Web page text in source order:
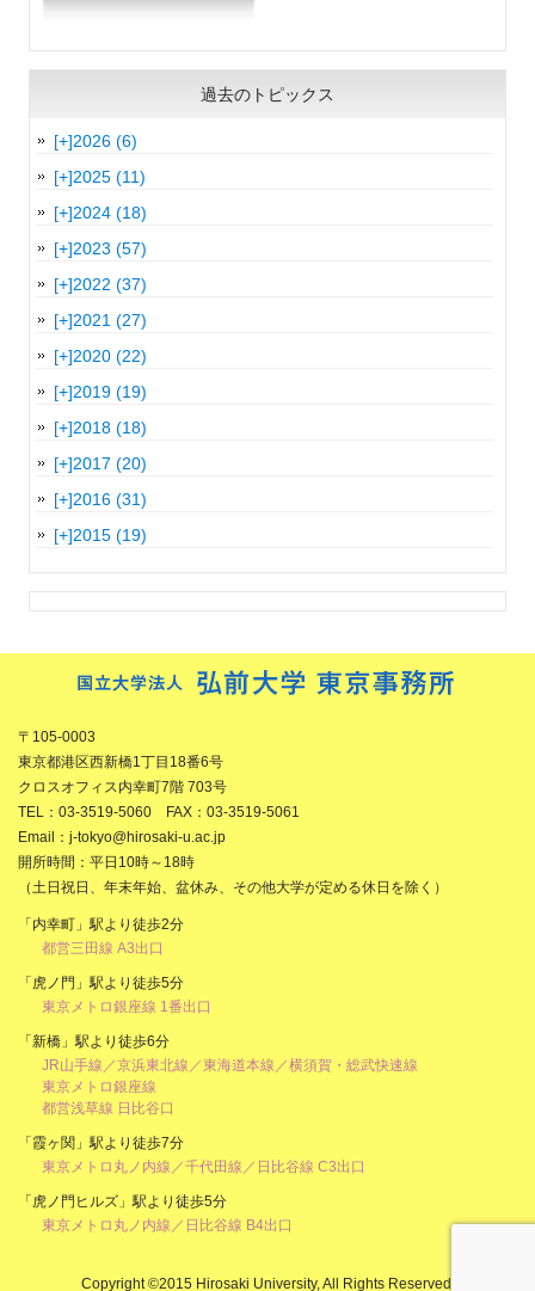
過去のトピックス
[+]2026 (6)
[+]2025 (11)
[+]2024 (18)
[+]2023 (57)
[+]2022 (37)
[+]2021 (27)
[+]2020 (22)
[+]2019 (19)
[+]2018 (18)
[+]2017 (20)
[+]2016 (31)
[+]2015 (19)
〒105-0003
東京都港区西新橋1丁目18番6号
クロスオフィス内幸町7階 703号
TEL：03-3519-5060 FAX：03-3519-5061
Email：j-tokyo@hirosaki-u.ac.jp
開所時間：平日10時～18時
（土日祝日、年末年始、盆休み、その他大学が定める休日を除く）
「内幸町」駅より徒歩2分
都営三田線 A3出口
「虎ノ門」駅より徒歩5分
東京メトロ銀座線 1番出口
「新橋」駅より徒歩6分
JR山手線／京浜東北線／東海道本線／横須賀・総武快速線
東京メトロ銀座線
都営浅草線 日比谷口
「霞ヶ関」駅より徒歩7分
東京メトロ丸ノ内線／千代田線／日比谷線 C3出口
「虎ノ門ヒルズ」駅より徒歩5分
東京メトロ丸ノ内線／日比谷線 B4出口
Copyright ©2015 Hirosaki University, All Rights Reserved.